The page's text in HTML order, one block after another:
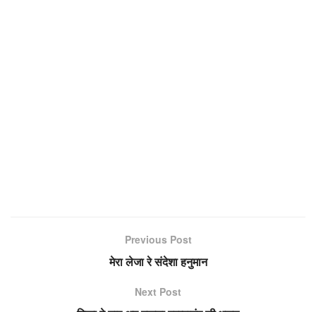
Previous Post
मेरा लेजा रे संदेशा हनुमान
Next Post